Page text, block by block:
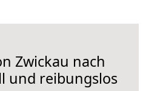
Zwickau nach
und reibungslos